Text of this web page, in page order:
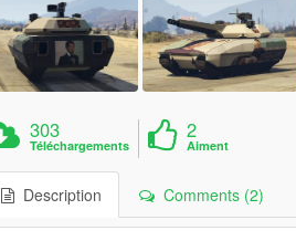
303
Téléchargements
2
Aiment
Description Comments (2)